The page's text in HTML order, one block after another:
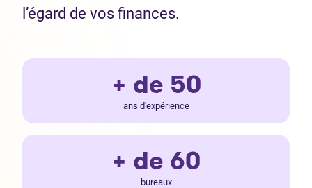
l’égard de vos finances.
+ de 50
ans d'expérience
+ de 60
bureaux